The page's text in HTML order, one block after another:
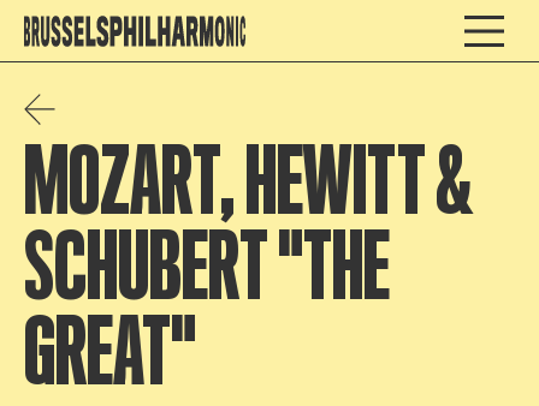
MOZART, HEWITT &
SCHUBERT "THE
GREAT"